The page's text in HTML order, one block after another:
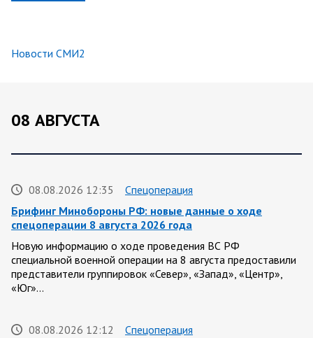
Новости СМИ2
08 АВГУСТА
08.08.2026 12:35
Спецоперация
Брифинг Минобороны РФ: новые данные о ходе
спецоперации 8 августа 2026 года
Новую информацию о ходе проведения ВС РФ
специальной военной операции на 8 августа предоставили
представители группировок «Север», «Запад», «Центр»,
«Юг»…
08.08.2026 12:12
Спецоперация